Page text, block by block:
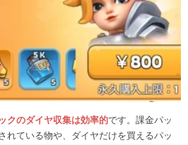
クのダイヤ収集は効率的です。課金パッ
れている物や、ダイヤだけを買えるパッ